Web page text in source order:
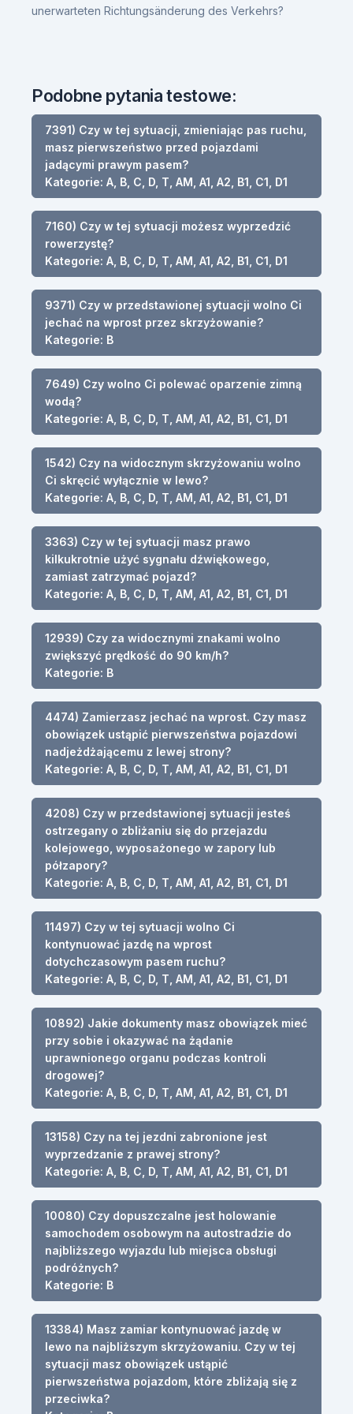
unerwarteten Richtungsänderung des Verkehrs?
Podobne pytania testowe:
7391) Czy w tej sytuacji, zmieniając pas ruchu,
masz pierwszeństwo przed pojazdami
jadącymi prawym pasem?
Kategorie: A, B, C, D, T, AM, A1, A2, B1, C1, D1
7160) Czy w tej sytuacji możesz wyprzedzić
rowerzystę?
Kategorie: A, B, C, D, T, AM, A1, A2, B1, C1, D1
9371) Czy w przedstawionej sytuacji wolno Ci
jechać na wprost przez skrzyżowanie?
Kategorie: B
7649) Czy wolno Ci polewać oparzenie zimną
wodą?
Kategorie: A, B, C, D, T, AM, A1, A2, B1, C1, D1
1542) Czy na widocznym skrzyżowaniu wolno
Ci skręcić wyłącznie w lewo?
Kategorie: A, B, C, D, T, AM, A1, A2, B1, C1, D1
3363) Czy w tej sytuacji masz prawo
kilkukrotnie użyć sygnału dźwiękowego,
zamiast zatrzymać pojazd?
Kategorie: A, B, C, D, T, AM, A1, A2, B1, C1, D1
12939) Czy za widocznymi znakami wolno
zwiększyć prędkość do 90 km/h?
Kategorie: B
4474) Zamierzasz jechać na wprost. Czy masz
obowiązek ustąpić pierwszeństwa pojazdowi
nadjeżdżającemu z lewej strony?
Kategorie: A, B, C, D, T, AM, A1, A2, B1, C1, D1
4208) Czy w przedstawionej sytuacji jesteś
ostrzegany o zbliżaniu się do przejazdu
kolejowego, wyposażonego w zapory lub
półzapory?
Kategorie: A, B, C, D, T, AM, A1, A2, B1, C1, D1
11497) Czy w tej sytuacji wolno Ci
kontynuować jazdę na wprost
dotychczasowym pasem ruchu?
Kategorie: A, B, C, D, T, AM, A1, A2, B1, C1, D1
10892) Jakie dokumenty masz obowiązek mieć
przy sobie i okazywać na żądanie
uprawnionego organu podczas kontroli
drogowej?
Kategorie: A, B, C, D, T, AM, A1, A2, B1, C1, D1
13158) Czy na tej jezdni zabronione jest
wyprzedzanie z prawej strony?
Kategorie: A, B, C, D, T, AM, A1, A2, B1, C1, D1
10080) Czy dopuszczalne jest holowanie
samochodem osobowym na autostradzie do
najbliższego wyjazdu lub miejsca obsługi
podróżnych?
Kategorie: B
13384) Masz zamiar kontynuować jazdę w
lewo na najbliższym skrzyżowaniu. Czy w tej
sytuacji masz obowiązek ustąpić
pierwszeństwa pojazdom, które zbliżają się z
przeciwka?